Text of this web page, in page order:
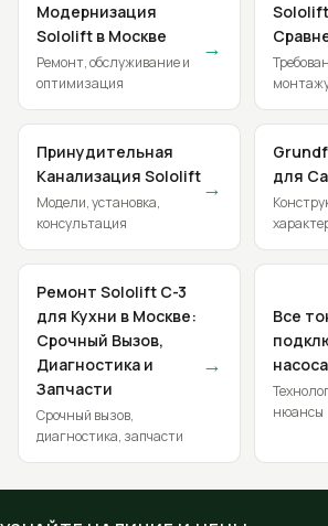
Модернизация
Sololift в Москве
Ремонт, обслуживание и
оптимизация
→
Принудительная
Канализация Sololift
Модели, установка,
консультация
→
для
Ремонт Sololift C-3
для Кухни в Москве:
Срочный Вызов,
Диагностика и
Запчасти
Срочный вызов,
диагностика, запчасти
→
Все
нюансы